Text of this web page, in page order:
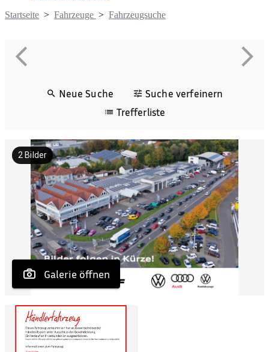
Startseite > Fahrzeuge > Fahrzeugsuche
Neue Suche
Suche verfeinern
Trefferliste
Galerie öffnen
2 Bilder